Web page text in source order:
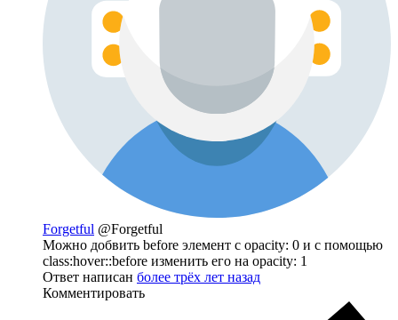
Forgetful @Forgetful
Можно добвить before элемент с opacity: 0 и с помощью
class:hover::before изменить его на opacity: 1
Ответ написан более трёх лет назад
Комментировать